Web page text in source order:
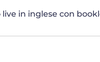
in inglese con